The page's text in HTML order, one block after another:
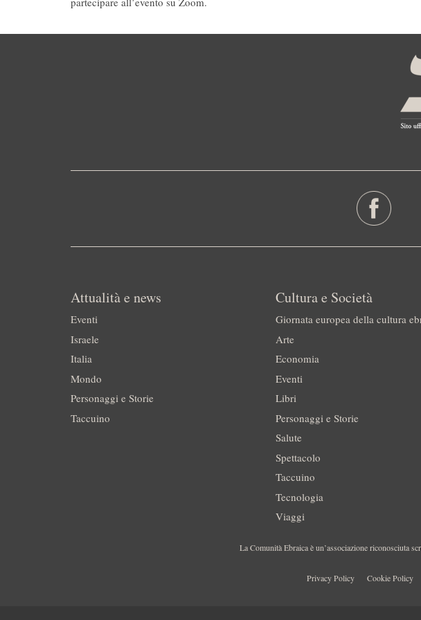
Attualità e news
Eventi
Israele
Italia
Mondo
Personaggi e Storie
Taccuino
Cultura e Società
Giornata europea della cultura
Arte
Economia
Eventi
Libri
Personaggi e Storie
Salute
Spettacolo
Taccuino
Tecnologia
Viaggi
La Comunità Ebraica è un’associazione riconosciuta
Privacy Policy Cookie Policy